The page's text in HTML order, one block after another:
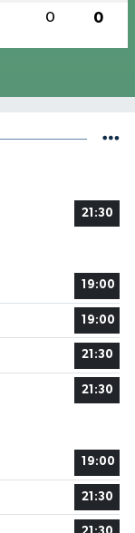
0 0
21:30
19:00
19:00
21:30
21:30
19:00
21:30